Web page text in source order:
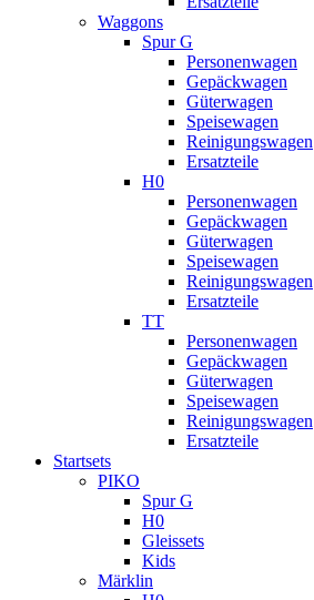
Waggons
Spur G
Personenwagen
Gepäckwagen
Güterwagen
Speisewagen
Reinigungswagen
Ersatzteile
H0
Personenwagen
Gepäckwagen
Güterwagen
Speisewagen
Reinigungswagen
Ersatzteile
TT
Personenwagen
Gepäckwagen
Güterwagen
Speisewagen
Reinigungswagen
Ersatzteile
Startsets
PIKO
Spur G
H0
Gleissets
Kids
Märklin